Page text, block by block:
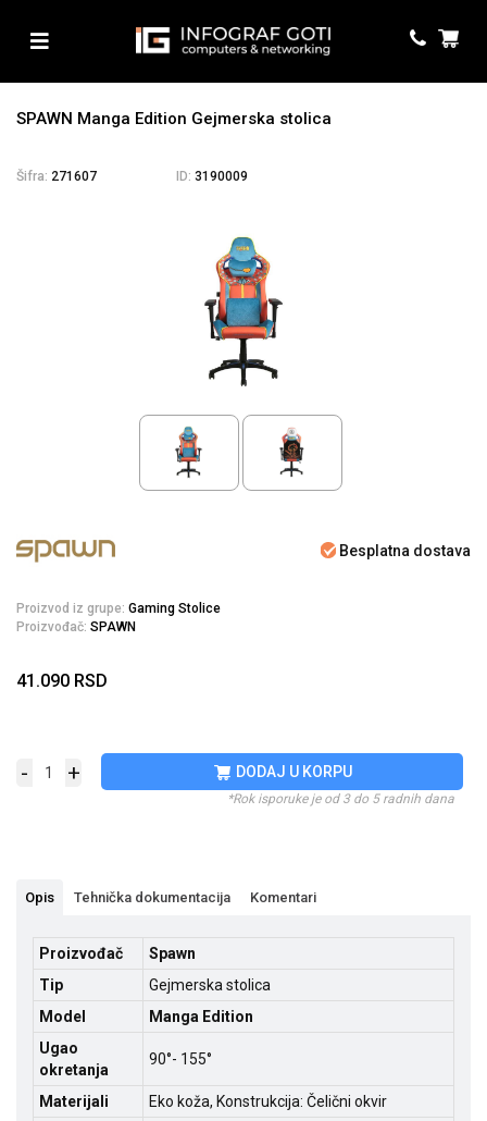
SPAWN Manga Edition Gejmerska stolica
Šifra: 271607 ID: 3190009
Besplatna dostava
Proizvod iz grupe: Gaming Stolice
Proizvođač: SPAWN
41.090 RSD
- + DODAJ U KORPU
*Rok isporuke je od 3 do 5 radnih dana
Opis Tehnička dokumentacija Komentari
Proizvođač
Spawn
Tip
Gejmerska stolica
Model
Manga Edition
Ugao
okretanja
90°- 155°
Materijali
Eko koža, Konstrukcija: Čelični okvir